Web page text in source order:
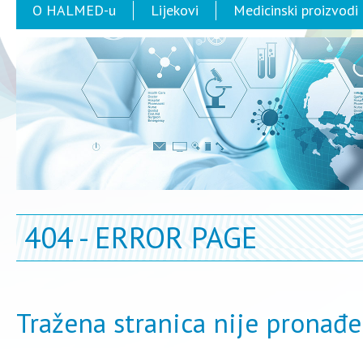
O HALMED-u Lijekovi Medicinski proizvodi
404 - ERROR PAGE
Tražena stranica nije